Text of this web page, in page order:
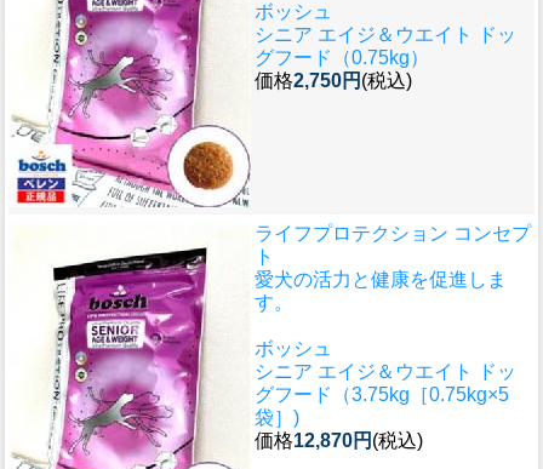
ボッシュ
シニア エイジ＆ウエイト ドッ
グフード（0.75kg）
価格2,750円 (税込)
ライフプロテクション コンセプ
ト
愛犬の活力と健康を促進しま
す。
ボッシュ
シニア エイジ＆ウエイト ドッ
グフード（3.75kg［0.75kg×5
袋］)
価格12,870円 (税込)